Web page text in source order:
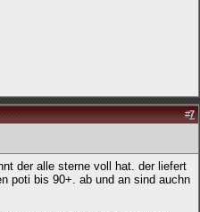
#7
der alle sterne voll hat. der liefert
poti bis 90+. ab und an sind auchn